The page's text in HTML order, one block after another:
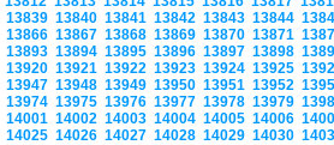
13839 13840 13841 13842 13843 13844
13866 13867 13868 13869 13870 13871
13893 13894 13895 13896 13897 13898
13920 13921 13922 13923 13924 13925
13947 13948 13949 13950 13951 13952
13974 13975 13976 13977 13978 13979
14001 14002 14003 14004 14005 14006
14025 14026 14027 14028 14029 14030